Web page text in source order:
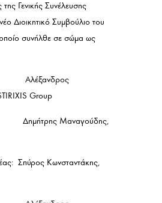
της Γενικής Συνέλευσης
Διοικητικό Συμβούλιο του
συνήλθε σε σώμα ως
Group
Δημήτρης Μαναγούδης,
Σπύρος Κωνσταντάκης,